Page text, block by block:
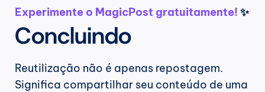
Experimente o MagicPost gratuitamente! ✨
Concluindo
Reutilização não é apenas repostagem.
Significa compartilhar seu conteúdo de uma